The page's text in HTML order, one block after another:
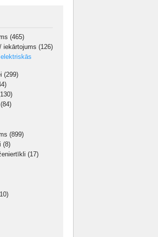
(465)
iekārtojums (126)
(299)
(84)
(899)
(8)
(17)